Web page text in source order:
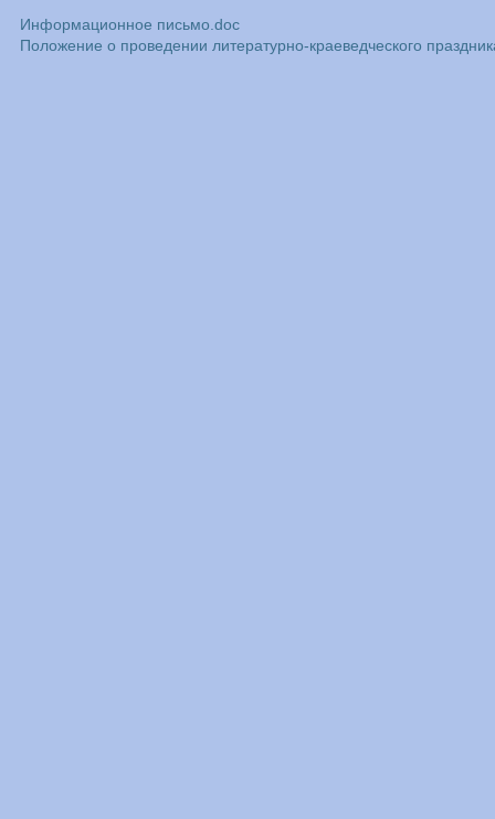
Информационное письмо.doc
Положение о проведении литературно-краеведческого